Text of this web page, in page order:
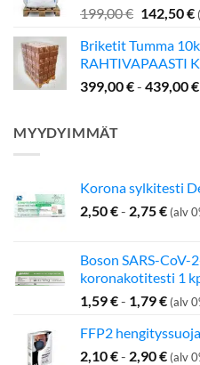
199,00€
oli:
199,00 €.
142,50€
Briketit Tumma
RAHTIVAPAASTI
399,00€- 439,00€
MYYDYIMMÄT
Korona sylkitesti
2,50€- 2,75€ (alv
Boson SARS-
koronakotitesti 1
1,59€- 1,79€ (alv
FFP2
2,10€- 2,90€ (alv